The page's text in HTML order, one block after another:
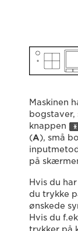
Maskinen
bogstaver,
knappen
(A), små
på
Hvis du
du trykke
ønskede
Hvis du